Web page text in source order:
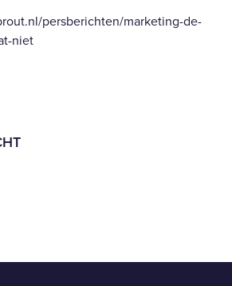
persberichten/marketing-de-
niet